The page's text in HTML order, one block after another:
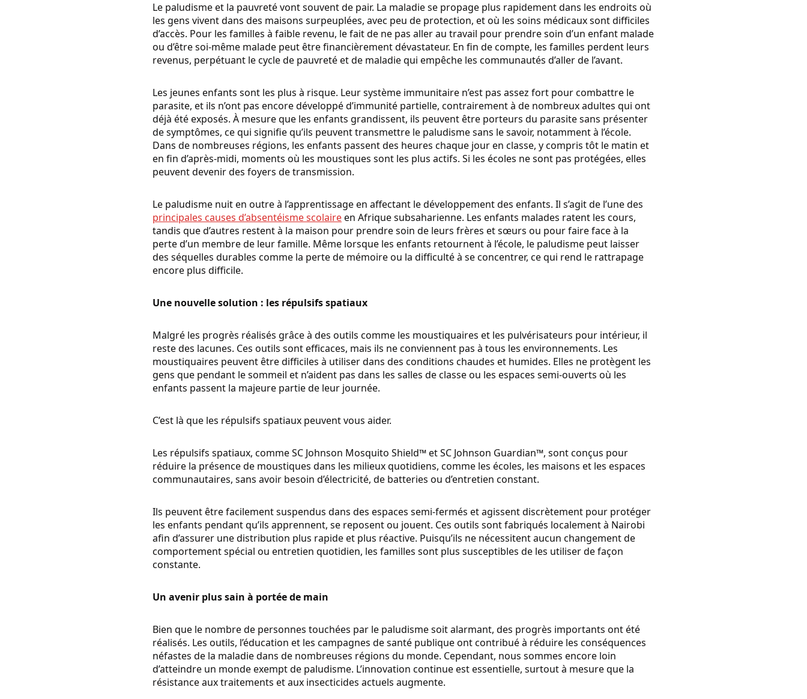
Le paludisme et la pauvreté vont souvent de pair. La maladie se propage plus rapidement dans les endroits où
les gens vivent dans des maisons surpeuplées, avec peu de protection, et où les soins médicaux sont difficiles
d’accès. Pour les familles à faible revenu, le fait de ne pas aller au travail pour prendre soin d’un enfant malade
ou d’être soi-même malade peut être financièrement dévastateur. En fin de compte, les familles perdent leurs
revenus, perpétuant le cycle de pauvreté et de maladie qui empêche les communautés d’aller de l’avant.
Les jeunes enfants sont les plus à risque. Leur système immunitaire n’est pas assez fort pour combattre le
parasite, et ils n’ont pas encore développé d’immunité partielle, contrairement à de nombreux adultes qui ont
déjà été exposés. À mesure que les enfants grandissent, ils peuvent être porteurs du parasite sans présenter
de symptômes, ce qui signifie qu’ils peuvent transmettre le paludisme sans le savoir, notamment à l’école.
Dans de nombreuses régions, les enfants passent des heures chaque jour en classe, y compris tôt le matin et
en fin d’après-midi, moments où les moustiques sont les plus actifs. Si les écoles ne sont pas protégées, elles
peuvent devenir des foyers de transmission.
Le paludisme nuit en outre à l’apprentissage en affectant le développement des enfants. Il s’agit de l’une des
principales causes d’absentéisme scolaireen Afrique subsaharienne. Les enfants malades ratent les cours,
tandis que d’autres restent à la maison pour prendre soin de leurs frères et sœurs ou pour faire face à la
perte d’un membre de leur famille. Même lorsque les enfants retournent à l’école, le paludisme peut laisser
des séquelles durables comme la perte de mémoire ou la difficulté à se concentrer, ce qui rend le rattrapage
encore plus difficile.
Une nouvelle solution : les répulsifs spatiaux
Malgré les progrès réalisés grâce à des outils comme les moustiquaires et les pulvérisateurs pour intérieur, il
reste des lacunes. Ces outils sont efficaces, mais ils ne conviennent pas à tous les environnements. Les
moustiquaires peuvent être difficiles à utiliser dans des conditions chaudes et humides. Elles ne protègent les
gens que pendant le sommeil et n’aident pas dans les salles de classe ou les espaces semi-ouverts où les
enfants passent la majeure partie de leur journée.
C’est là que les répulsifs spatiaux peuvent vous aider.
Les répulsifs spatiaux, comme SC Johnson Mosquito Shield™ et SC Johnson Guardian™, sont conçus pour
réduire la présence de moustiques dans les milieux quotidiens, comme les écoles, les maisons et les espaces
communautaires, sans avoir besoin d’électricité, de batteries ou d’entretien constant.
Ils peuvent être facilement suspendus dans des espaces semi-fermés et agissent discrètement pour protéger
les enfants pendant qu’ils apprennent, se reposent ou jouent. Ces outils sont fabriqués localement à Nairobi
afin d’assurer une distribution plus rapide et plus réactive. Puisqu’ils ne nécessitent aucun changement de
comportement spécial ou entretien quotidien, les familles sont plus susceptibles de les utiliser de façon
constante.
Un avenir plus sain à portée de main
Bien que le nombre de personnes touchées par le paludisme soit alarmant, des progrès importants ont été
réalisés. Les outils, l’éducation et les campagnes de santé publique ont contribué à réduire les conséquences
néfastes de la maladie dans de nombreuses régions du monde. Cependant, nous sommes encore loin
d’atteindre un monde exempt de paludisme. L’innovation continue est essentielle, surtout à mesure que la
résistance aux traitements et aux insecticides actuels augmente.